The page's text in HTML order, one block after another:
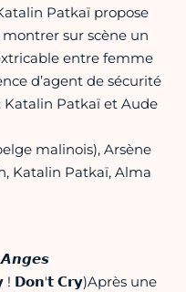
Patkaï propose
sur scène un
entre femme
d’agent de sécurité
Patkaï et Aude
malinois), Arsène
Katalin Patkaï, Alma
𝘼𝙣𝙜𝙚𝙨
! 𝗗𝗼𝗻'𝘁 𝗖𝗿𝘆)Après une